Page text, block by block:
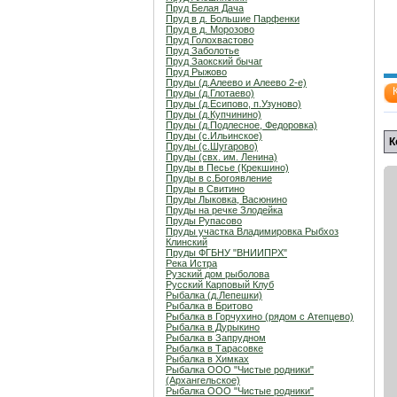
Пруд Белая Дача
Пруд в д. Большие Парфенки
Пруд в д. Морозово
Пруд Голохвастово
Пруд Заболотье
Пруд Заокский бычаг
Пруд Рыжово
Пруды (д.Алеево и Алеево 2-е)
Пруды (д.Глотаево)
Пруды (д.Есипово, п.Узуново)
Пруды (д.Купчинино)
Пруды (д.Подлесное, Федоровка)
Пруды (с.Ильинское)
Пруды (с.Шугарово)
Пруды (свх. им. Ленина)
Пруды в Песье (Крекшино)
Пруды в с.Богоявление
Пруды в Свитино
Пруды Лыковка, Васюнино
Пруды на речке Злодейка
Пруды Рупасово
Пруды участка Владимировка Рыбхоз
Клинский
Пруды ФГБНУ "ВНИИПРХ"
Река Истра
Рузский дом рыболова
Русский Карповый Клуб
Рыбалка (д.Лепешки)
Рыбалка в Бритово
Рыбалка в Горчухино (рядом с Атепцево)
Рыбалка в Дурыкино
Рыбалка в Запрудном
Рыбалка в Тарасовке
Рыбалка в Химках
Рыбалка ООО "Чистые родники"
(Архангельское)
Рыбалка ООО "Чистые родники"